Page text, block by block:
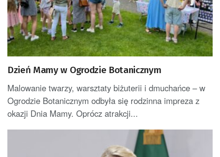
Dzień Mamy w Ogrodzie Botanicznym
Malowanie twarzy, warsztaty biżuterii i dmuchańce – w
Ogrodzie Botanicznym odbyła się rodzinna impreza z
okazji Dnia Mamy. Oprócz atrakcji...